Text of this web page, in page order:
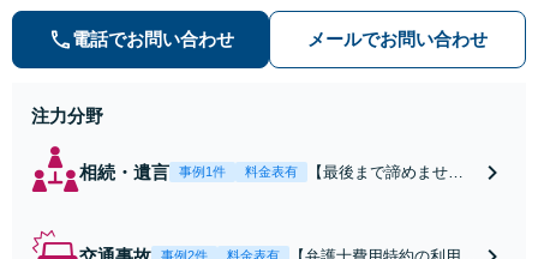
添い、不安を軽減します。まずはお
気軽にご相談ください。
電話でお問い合わせ メールでお問い合わせ
注力分野
相続・遺言 事例1件 料金表有
【最後まで諦めませ
事例2件 料金表有
【弁護士費用特約の利用＆